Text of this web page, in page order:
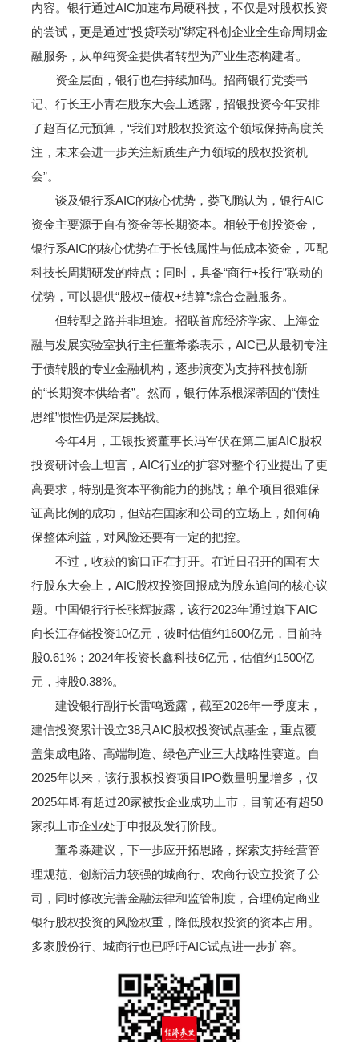
内容。银行通过AIC加速布局硬科技，不仅是对股权投资
的尝试，更是通过“投贷联动”绑定科创企业全生命周期金
融服务，从单纯资金提供者转型为产业生态构建者。
资金层面，银行也在持续加码。招商银行党委书
记、行长王小青在股东大会上透露，招银投资今年安排
了超百亿元预算，“我们对股权投资这个领域保持高度关
注，未来会进一步关注新质生产力领域的股权投资机
会”。
谈及银行系AIC的核心优势，娄飞鹏认为，银行AIC
资金主要源于自有资金等长期资本。相较于创投资金，
银行系AIC的核心优势在于长钱属性与低成本资金，匹配
科技长周期研发的特点；同时，具备“商行+投行”联动的
优势，可以提供“股权+债权+结算”综合金融服务。
但转型之路并非坦途。招联首席经济学家、上海金
融与发展实验室执行主任董希淼表示，AIC已从最初专注
于债转股的专业金融机构，逐步演变为支持科技创新
的“长期资本供给者”。然而，银行体系根深蒂固的“债性
思维”惯性仍是深层挑战。
今年4月，工银投资董事长冯军伏在第二届AIC股权
投资研讨会上坦言，AIC行业的扩容对整个行业提出了更
高要求，特别是资本平衡能力的挑战；单个项目很难保
证高比例的成功，但站在国家和公司的立场上，如何确
保整体利益，对风险还要有一定的把控。
不过，收获的窗口正在打开。在近日召开的国有大
行股东大会上，AIC股权投资回报成为股东追问的核心议
题。中国银行行长张辉披露，该行2023年通过旗下AIC
向长江存储投资10亿元，彼时估值约1600亿元，目前持
股0.61%；2024年投资长鑫科技6亿元，估值约1500亿
元，持股0.38%。
建设银行副行长雷鸣透露，截至2026年一季度末，
建信投资累计设立38只AIC股权投资试点基金，重点覆
盖集成电路、高端制造、绿色产业三大战略性赛道。自
2025年以来，该行股权投资项目IPO数量明显增多，仅
2025年即有超过20家被投企业成功上市，目前还有超50
家拟上市企业处于申报及发行阶段。
董希淼建议，下一步应开拓思路，探索支持经营管
理规范、创新活力较强的城商行、农商行设立投资子公
司，同时修改完善金融法律和监管制度，合理确定商业
银行股权投资的风险权重，降低股权投资的资本占用。
多家股份行、城商行也已呼吁AIC试点进一步扩容。